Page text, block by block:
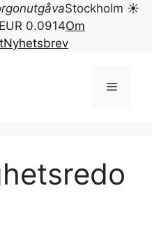
Stockholm ☀
0.0914Om
Nyhetsbrev
Meny